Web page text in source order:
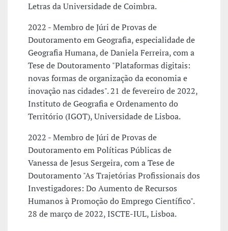
Letras da Universidade de Coimbra.
2022 - Membro de Júri de Provas de
Doutoramento em Geografia, especialidade de
Geografia Humana, de Daniela Ferreira, com a
Tese de Doutoramento "Plataformas digitais:
novas formas de organização da economia e
inovação nas cidades". 21 de fevereiro de 2022,
Instituto de Geografia e Ordenamento do
Território (IGOT), Universidade de Lisboa.
2022 - Membro de Júri de Provas de
Doutoramento em Políticas Públicas de
Vanessa de Jesus Sergeira, com a Tese de
Doutoramento "As Trajetórias Profissionais dos
Investigadores: Do Aumento de Recursos
Humanos à Promoção do Emprego Científico".
28 de março de 2022, ISCTE-IUL, Lisboa.